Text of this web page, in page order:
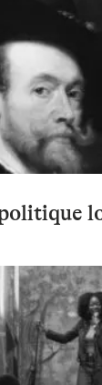
low cost » ?